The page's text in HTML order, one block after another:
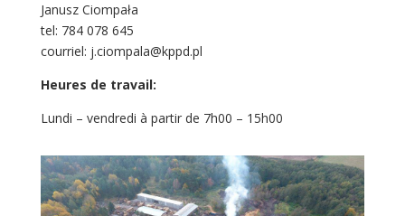
Janusz Ciompała
tel: 784 078 645
courriel: j.ciompala@kppd.pl
Heures de travail:
Lundi – vendredi à partir de 7h00 – 15h00